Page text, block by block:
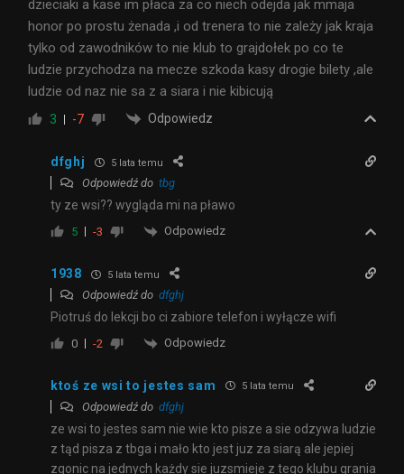
dzieciaki a kase im płaca za co niech odejda jak mmaja
honor po prostu żenada ,i od trenera to nie zależy jak kraja
tylko od zawodników to nie klub to grajdołek po co te
ludzie przychodza na mecze szkoda kasy drogie bilety ,ale
ludzie od naz nie sa z a siara i nie kibicują
3 -7 Odpowiedz
dfghj 5 lata temu
Odpowiedź do tbg
ty ze wsi?? wygląda mi na pławo
5 -3 Odpowiedz
1938 5 lata temu
Odpowiedź do dfghj
Piotruś do lekcji bo ci zabiore telefon i wyłącze wifi
0 -2 Odpowiedz
ktoś ze wsi to jestes sam 5 lata temu
Odpowiedź do dfghj
ze wsi to jestes sam nie wie kto pisze a sie odzywa ludzie
z tąd pisza z tbga i mało kto jest juz za siarą ale jepiej
zgonic na jednych każdy sie juzsmieje z tego klubu grania